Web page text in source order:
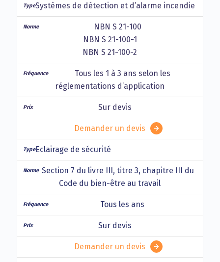
Systèmes de détection et d’alarme incendie
NBN S 21-100
NBN S 21-100-1
NBN S 21-100-2
Tous les 1 à 3 ans selon les
réglementations d’application
Sur devis
Demander un devis
Eclairage de sécurité
Section 7 du livre III, titre 3, chapitre III du
Code du bien-être au travail
Tous les ans
Sur devis
Demander un devis